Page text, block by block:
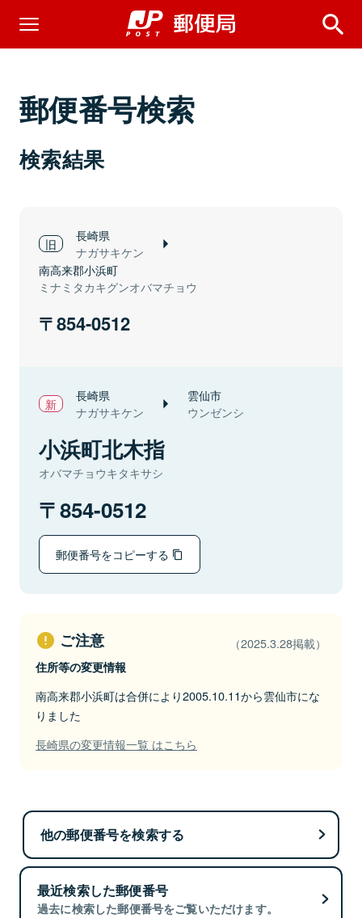
郵便番号検索
検索結果
長崎県
ナガサキケン
南高来郡小浜町
ミナミタカキグンオバマチョウ
854-0512
長崎県
ナガサキケン
雲仙市
ウンゼンシ
小浜町北木指
オバマチョウキタキサシ
854-0512
郵便番号をコピーする
ご注意 （2025.3.28掲載）
住所等の変更情報
南高来郡小浜町は合併により2005.10.11から雲仙市にな
りました
長崎県の変更情報一覧 はこちら
他の郵便番号を検索する
最近検索した郵便番号
過去に検索した郵便番号をご覧いただけます。